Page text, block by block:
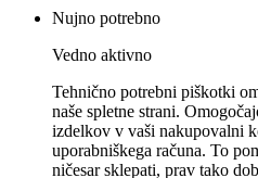
Nujno potrebno
Vedno aktivno
Tehnično potrebni piškotki
naše spletne strani.
izdelkov v vaši nakupovalni
uporabniškega računa. To
ničesar sklepati, prav tako